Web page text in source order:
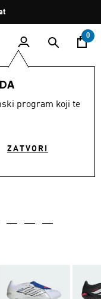
0
program koji te
ZATVORI
S
TVRDU